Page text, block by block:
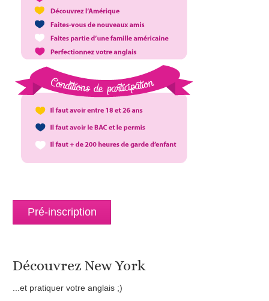
Pré-inscription
Découvrez New York
...et pratiquer votre anglais ;)